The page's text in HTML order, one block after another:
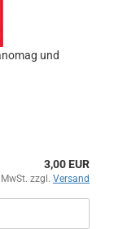
und
3,00 EUR
zzgl. Versand